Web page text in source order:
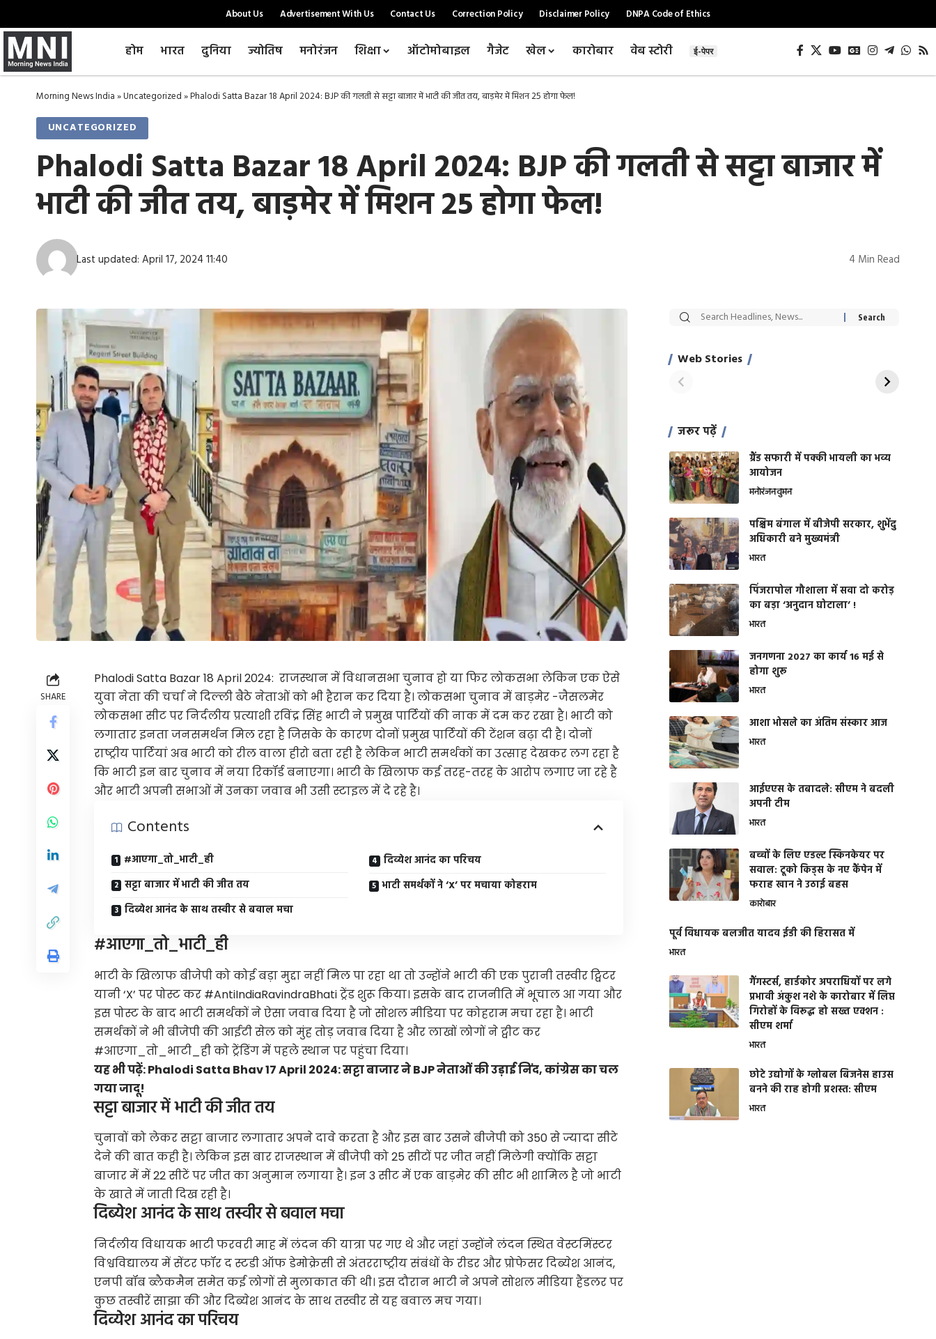
About Us Advertisement With Us Contact Us Correction Policy Disclaimer Policy DNPA Code of Ethics
होम भारत दुनिया ज्योतिष मनोरंजन शिक्षा ऑटोमोबाइल गैजेट खेल कारोबार वेब स्टोरी ई-पेपर
Morning News India»Uncategorized»Phalodi Satta Bazar 18 April 2024: BJP की गलती से सट्टा बाजार में भाटी की जीत तय, बाड़मेर में मिशन 25 होगा फेल!
UNCATEGORIZED
Phalodi Satta Bazar 18 April 2024: BJP की गलती से सट्टा बाजार में
भाटी की जीत तय, बाड़मेर में मिशन 25 होगा फेल!
Last updated: April 17, 2024 11:40 4 Min Read
SHARE
Phalodi Satta Bazar 18 April 2024: राजस्थान में विधानसभा चुनाव हो या फिर लोकसभा लेकिन एक ऐसे
युवा नेता की चर्चा ने दिल्ली बैठे नेताओं को भी हैरान कर दिया है। लोकसभा चुनाव में बाड़मेर -जैसलमेर
लोकसभा सीट पर निर्दलीय प्रत्याशी रविंद्र सिंह भाटी ने प्रमुख पार्टियों की नाक में दम कर रखा है। भाटी को
लगातार इनता जनसमर्थन मिल रहा है जिसके के कारण दोनों प्रमुख पार्टियों की टेंशन बढ़ा दी है। दोनों
राष्ट्रीय पार्टियां अब भाटी को रील वाला हीरो बता रही है लेकिन भाटी समर्थकों का उत्साह देखकर लग रहा है
कि भाटी इन बार चुनाव में नया रिकॉर्ड बनाएगा। भाटी के खिलाफ कई तरह-तरह के आरोप लगाए जा रहे है
और भाटी अपनी सभाओं में उनका जवाब भी उसी स्टाइल में दे रहे है।
Contents
#आएगा_तो_भाटी_ही
सट्टा बाजार में भाटी की जीत तय
दिब्येश आनंद के साथ तस्वीर से बवाल मचा
दिव्येश आनंद का परिचय
भाटी समर्थकों ने ‘X’ पर मचाया कोहराम
#आएगा_तो_भाटी_ही
भाटी के खिलाफ बीजेपी को कोई बड़ा मुद्दा नहीं मिल पा रहा था तो उन्होंने भाटी की एक पुरानी तस्वीर ट्विटर
यानी ‘X’ पर पोस्ट कर #AntiIndiaRavindraBhati ट्रेंड शुरू किया। इसके बाद राजनीति में भूचाल आ गया और
इस पोस्ट के बाद भाटी समर्थकों ने ऐसा जवाब दिया है जो सोशल मीडिया पर कोहराम मचा रहा है। भाटी
समर्थकों ने भी बीजेपी की आईटी सेल को मुंह तोड़ जवाब दिया है और लाखों लोगों ने ट्वीट कर
#आएगा_तो_भाटी_ही को ट्रेंडिंग में पहले स्थान पर पहुंचा दिया।
यह भी पढ़ें:Phalodi Satta Bhav 17 April 2024: सट्टा बाजार ने BJP नेताओं की उड़ाई निंद, कांग्रेस का चल
गया जादू!
सट्टा बाजार में भाटी की जीत तय
चुनावों को लेकर सट्टा बाजार लगातार अपने दावे करता है और इस बार उसने बीजेपी को 350 से ज्यादा सीटे
देने की बात कही है। लेकिन इस बार राजस्थान में बीजेपी को 25 सीटों पर जीत नहीं मिलेगी क्योंकि सट्टा
बाजार में में 22 सीटें पर जीत का अनुमान लगाया है। इन 3 सीट में एक बाड़मेर की सीट भी शामिल है जो भाटी
के खाते में जाती दिख रही है।
दिब्येश आनंद के साथ तस्वीर से बवाल मचा
निर्दलीय विधायक भाटी फरवरी माह में लंदन की यात्रा पर गए थे और जहां उन्होंने लंदन स्थित वेस्टमिंस्टर
विश्वविद्यालय में सेंटर फॉर द स्टडी ऑफ डेमोक्रेसी से अंतरराष्ट्रीय संबंधों के रीडर और प्रोफेसर दिब्येश आनंद,
एनपी बॉब ब्लैकमैन समेत कई लोगों से मुलाकात की थी। इस दौरान भाटी ने अपने सोशल मीडिया हैंडलर पर
कुछ तस्वीरें साझा की और दिब्येश आनंद के साथ तस्वीर से यह बवाल मच गया।
दिव्येश आनंद का परिचय
Web Stories
सट्टेबाजी में अरेस्ट हुए
साहिल खान
रोज एक कच्चे लहसुन
जरूर पढ़ें
ग्रैंड सफारी में पक्की भायली का भव्य
आयोजन
मनोरंजनवुमन
पश्चिम बंगाल में बीजेपी सरकार, शुभेंदु
अधिकारी बने मुख्यमंत्री
भारत
​पिंजरापोल गौशाला में सवा दो करोड़
का बड़ा ‘अनुदान घोटाला’ !
भारत
जनगणना 2027 का कार्य 16 मई से
होगा शुरू
भारत
आशा भोसले का अंतिम संस्कार आज
भारत
आईएएस के तबादले: सीएम ने बदली
अपनी टीम
भारत
बच्चों के लिए एडल्ट स्किनकेयर पर
सवाल: टूको किड्स के नए कैंपेन में
फराह खान ने उठाई बहस
कारोबार
पूर्व विधायक बलजीत यादव ईडी की हिरासत में
भारत
गैंगस्टर्स, हार्डकोर अपराधियों पर लगे
प्रभावी अंकुश नशे के कारोबार में लिप्त
गिरोहों के विरूद्ध हो सख्त एक्शन :
सीएम शर्मा
भारत
छोटे उद्योगों के ग्लोबल बिजनेस हाउस
बनने की राह होगी प्रशस्त: सीएम
भारत